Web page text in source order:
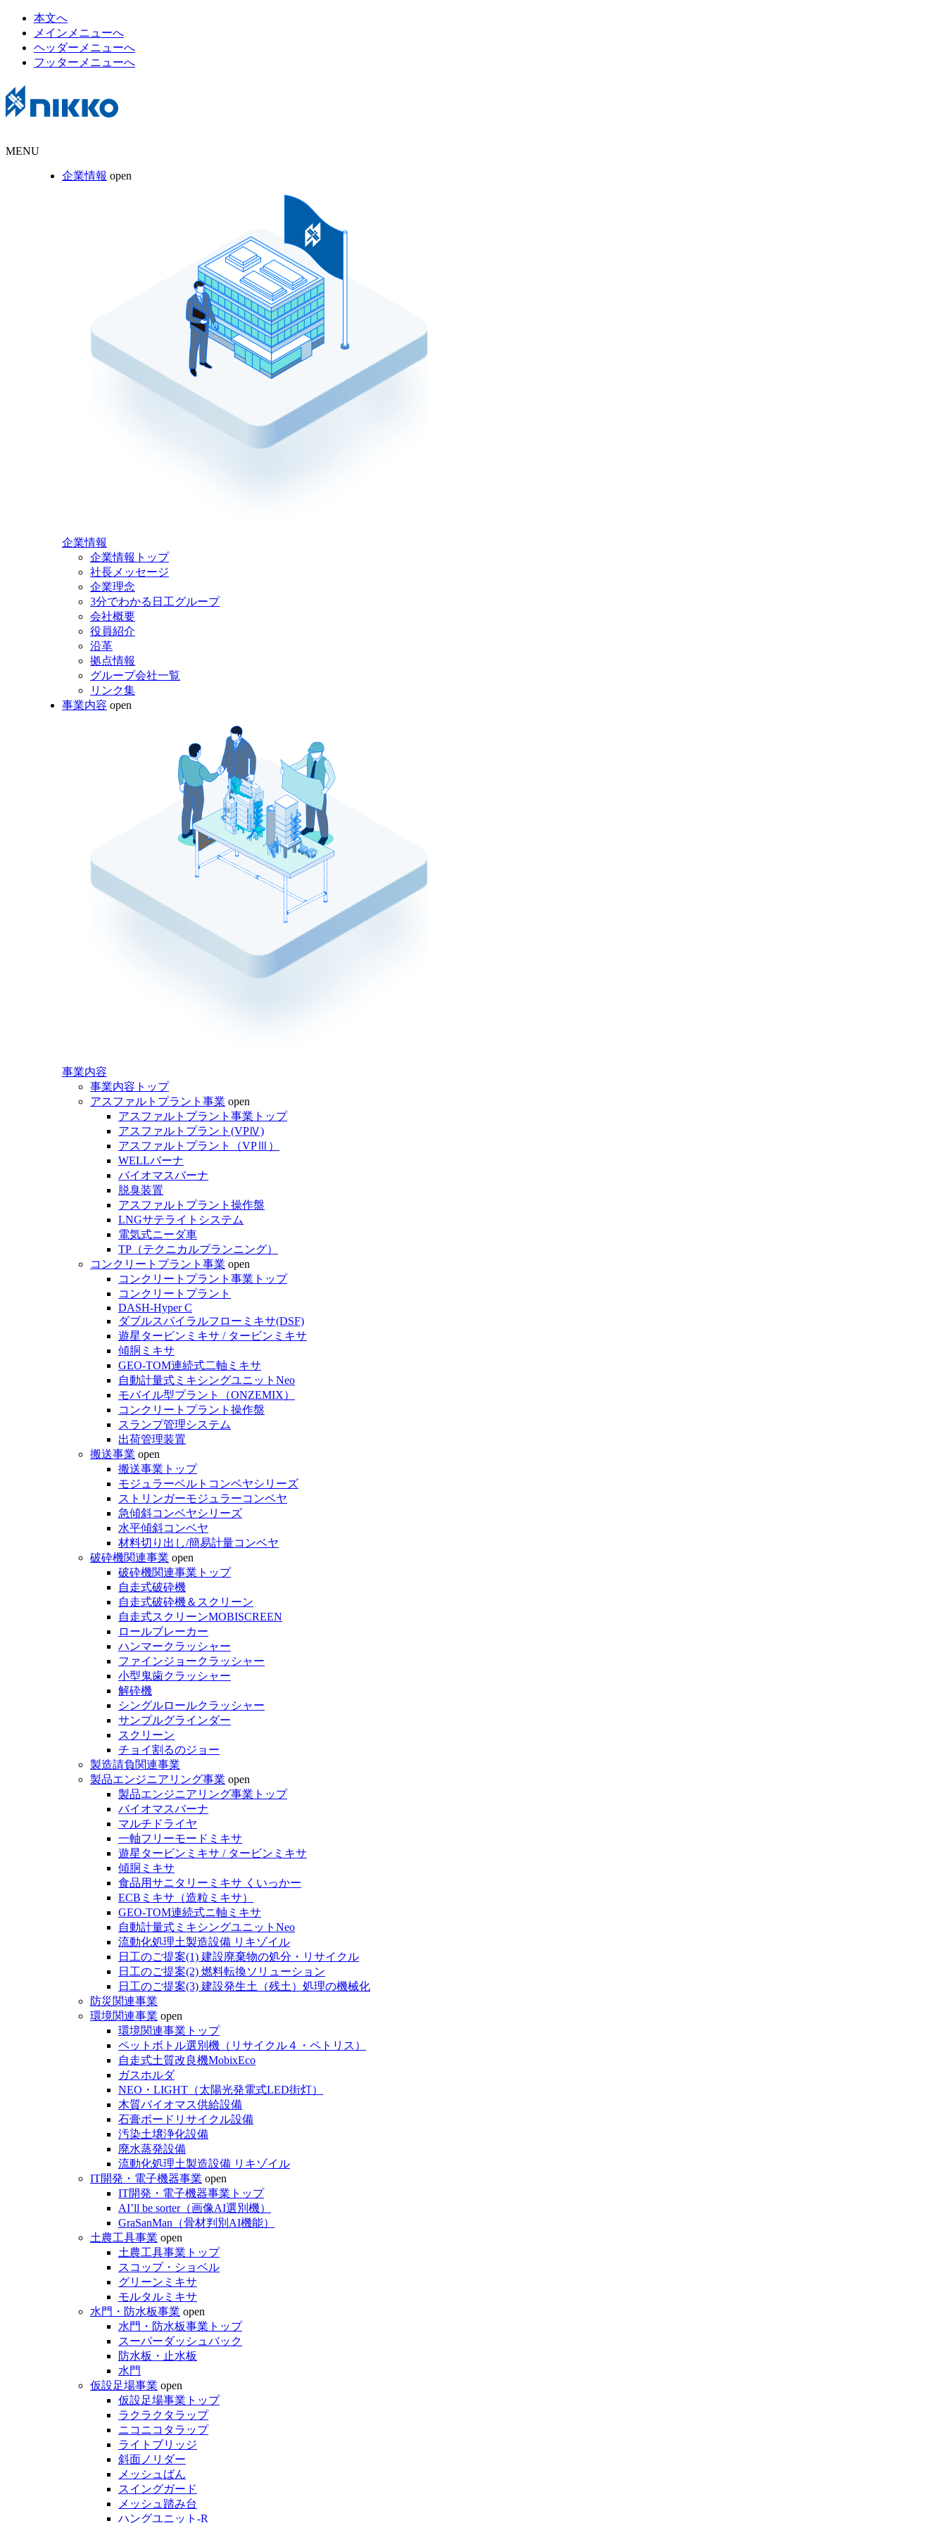
本文へ
メインメニューへ
ヘッダーメニューへ
フッターメニューへ
MENU
企業情報 open
企業情報
企業情報トップ
社長メッセージ
企業理念
3分でわかる日工グループ
会社概要
役員紹介
沿革
拠点情報
グループ会社一覧
リンク集
事業内容 open
事業内容
事業内容トップ
アスファルトプラント事業 open
アスファルトプラント事業トップ
アスファルトプラント(VPⅣ)
アスファルトプラント（VPⅢ）
WELLバーナ
バイオマスバーナ
脱臭装置
アスファルトプラント操作盤
LNGサテライトシステム
電気式ニーダ車
TP（テクニカルプランニング）
コンクリートプラント事業 open
コンクリートプラント事業トップ
コンクリートプラント
DASH-Hyper C
ダブルスパイラルフローミキサ(DSF)
遊星タービンミキサ / タービンミキサ
傾胴ミキサ
GEO-TOM連続式二軸ミキサ
自動計量式ミキシングユニットNeo
モバイル型プラント（ONZEMIX）
コンクリートプラント操作盤
スランプ管理システム
出荷管理装置
搬送事業 open
搬送事業トップ
モジュラーベルトコンベヤシリーズ
ストリンガーモジュラーコンベヤ
急傾斜コンベヤシリーズ
水平傾斜コンベヤ
材料切り出し/簡易計量コンベヤ
破砕機関連事業 open
破砕機関連事業トップ
自走式破砕機
自走式破砕機＆スクリーン
自走式スクリーンMOBISCREEN
ロールブレーカー
ハンマークラッシャー
ファインジョークラッシャー
小型鬼歯クラッシャー
解砕機
シングルロールクラッシャー
サンプルグラインダー
スクリーン
チョイ割るのジョー
製造請負関連事業
製品エンジニアリング事業 open
製品エンジニアリング事業トップ
バイオマスバーナ
マルチドライヤ
一軸フリーモードミキサ
遊星タービンミキサ / タービンミキサ
傾胴ミキサ
食品用サニタリーミキサ くいっかー
ECBミキサ（造粒ミキサ）
GEO-TOM連続式ニ軸ミキサ
自動計量式ミキシングユニットNeo
流動化処理土製造設備 リキゾイル
日工のご提案(1) 建設廃棄物の処分・リサイクル
日工のご提案(2) 燃料転換ソリューション
日工のご提案(3) 建設発生土（残土）処理の機械化
防災関連事業
環境関連事業 open
環境関連事業トップ
ペットボトル選別機（リサイクル４・ペトリス）
自走式土質改良機MobixEco
ガスホルダ
NEO・LIGHT（太陽光発電式LED街灯）
木質バイオマス供給設備
石膏ボードリサイクル設備
汚染土壌浄化設備
廃水蒸発設備
流動化処理土製造設備 リキゾイル
IT開発・電子機器事業 open
IT開発・電子機器事業トップ
AI’ll be sorter（画像AI選別機）
GraSanMan（骨材判別AI機能）
土農工具事業 open
土農工具事業トップ
スコップ・ショベル
グリーンミキサ
モルタルミキサ
水門・防水板事業 open
水門・防水板事業トップ
スーパーダッシュバック
防水板・止水板
水門
仮設足場事業 open
仮設足場事業トップ
ラクラクタラップ
ニコニコタラップ
ライトブリッジ
斜面ノリダー
メッシュばん
スイングガード
メッシュ踏み台
ハングユニット-R